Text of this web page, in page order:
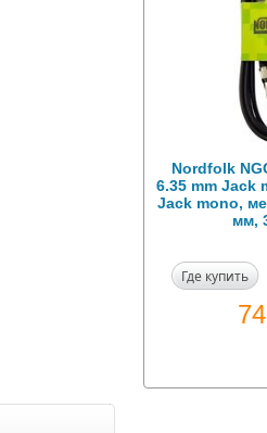
Nordfolk
6.35 mm Jack
Jack mono,
мм,
Где купить